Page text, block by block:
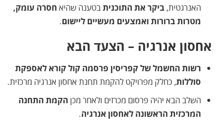
האנרגטית,ביקר את התוכניתבטענה שהיא חסרה עומק,
מטרות ברורות ואמצעים מעשיים ליישום.
אחסון אנרגיה – הצעד הבא
רשות החשמל של קפריסין פרסמה קול קורא לאספקת
סוללות, כחלק מפרויקט להקמת תחנת אחסון אנרגיה מרכזית.
השלב הבא יהיה פרסום מכרזים ולאחר מכן הקמת התחנה
המרכזית הראשונה לאחסון אנרגיה.